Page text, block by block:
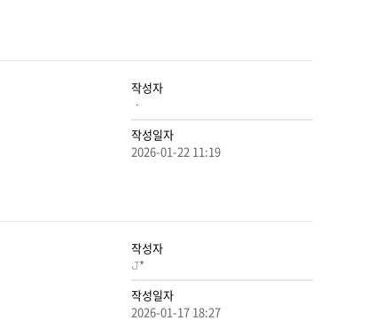
작성자
ㆍ
작성일자
2026-01-22 11:19
작성자
𝙹*
작성일자
2026-01-17 18:27